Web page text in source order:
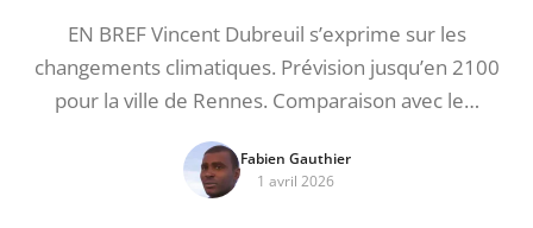
EN BREF Vincent Dubreuil s’exprime sur les
changements climatiques. Prévision jusqu’en 2100
pour la ville de Rennes. Comparaison avec le…
Fabien Gauthier
1 avril 2026